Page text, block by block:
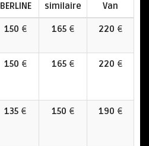
BERLINE
similaire
Van
150 € 165€ 220 €
150 € 165€ 220 €
135 € 150 € 190 €